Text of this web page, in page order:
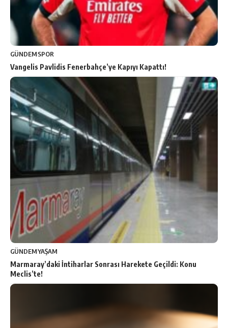
GÜNDEMSPOR
Vangelis Pavlidis Fenerbahçe’ye Kapıyı Kapattı!
GÜNDEMYAŞAM
Marmaray’daki İntiharlar Sonrası Harekete Geçildi: Konu
Meclis’te!